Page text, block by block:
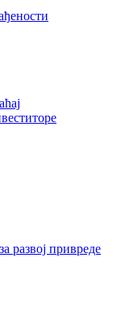
развој привреде